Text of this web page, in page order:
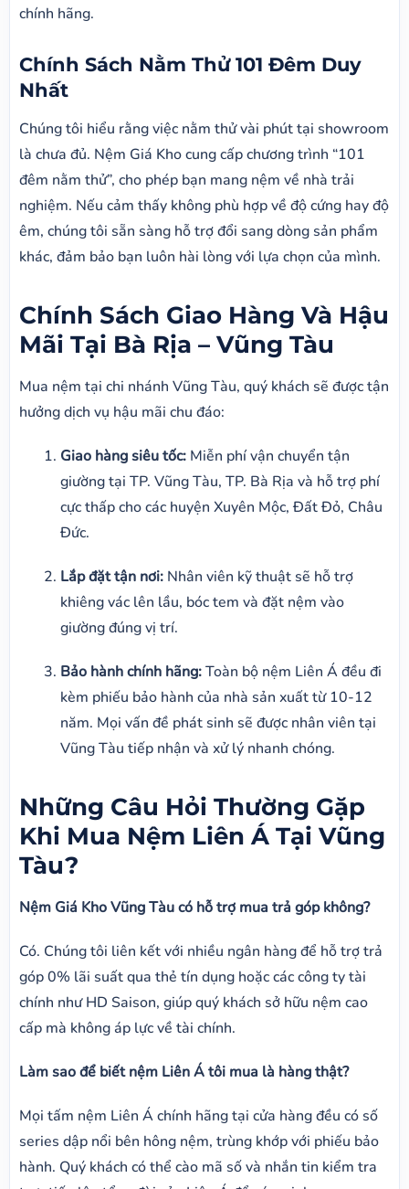
chính hãng.
Chính Sách Nằm Thử 101 Đêm Duy
Nhất
Chúng tôi hiểu rằng việc nằm thử vài phút tại showroom
là chưa đủ. Nệm Giá Kho cung cấp chương trình “101
đêm nằm thử”, cho phép bạn mang nệm về nhà trải
nghiệm. Nếu cảm thấy không phù hợp về độ cứng hay độ
êm, chúng tôi sẵn sàng hỗ trợ đổi sang dòng sản phẩm
khác, đảm bảo bạn luôn hài lòng với lựa chọn của mình.
Chính Sách Giao Hàng Và Hậu
Mãi Tại Bà Rịa – Vũng Tàu
Mua nệm tại chi nhánh Vũng Tàu, quý khách sẽ được tận
hưởng dịch vụ hậu mãi chu đáo:
Giao hàng siêu tốc:Miễn phí vận chuyển tận
giường tại TP. Vũng Tàu, TP. Bà Rịa và hỗ trợ phí
cực thấp cho các huyện Xuyên Mộc, Đất Đỏ, Châu
Đức.
Lắp đặt tận nơi:Nhân viên kỹ thuật sẽ hỗ trợ
khiêng vác lên lầu, bóc tem và đặt nệm vào
giường đúng vị trí.
Bảo hành chính hãng:Toàn bộ nệm Liên Á đều đi
kèm phiếu bảo hành của nhà sản xuất từ 10-12
năm. Mọi vấn đề phát sinh sẽ được nhân viên tại
Vũng Tàu tiếp nhận và xử lý nhanh chóng.
Những Câu Hỏi Thường Gặp
Khi Mua Nệm Liên Á Tại Vũng
Tàu?
Nệm Giá Kho Vũng Tàu có hỗ trợ mua trả góp không?
Có. Chúng tôi liên kết với nhiều ngân hàng để hỗ trợ trả
góp 0% lãi suất qua thẻ tín dụng hoặc các công ty tài
chính như HD Saison, giúp quý khách sở hữu nệm cao
cấp mà không áp lực về tài chính.
Làm sao để biết nệm Liên Á tôi mua là hàng thật?
Mọi tấm nệm Liên Á chính hãng tại cửa hàng đều có số
series dập nổi bên hông nệm, trùng khớp với phiếu bảo
hành. Quý khách có thể cào mã số và nhắn tin kiểm tra